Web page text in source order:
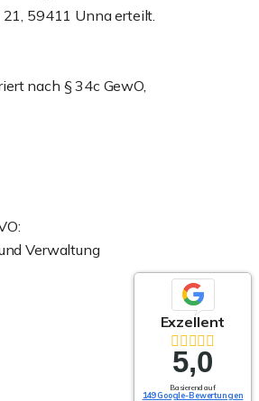
59411 Unna erteilt.
nach § 34c GewO,
Verwaltung
Exzellent
5,0
Basierend auf
149 Google-Bewertungen